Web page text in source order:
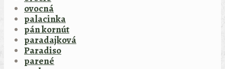
ovocná
palacinka
pán kornút
paradajková
Paradiso
parené